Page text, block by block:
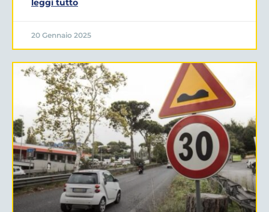
leggi tutto
20 Gennaio 2025